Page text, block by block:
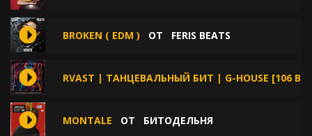
BROKEN ( EDM ) ОТ FERIS BEATS
RVAST | ТАНЦЕВАЛЬНЫЙ БИТ | G-HOUSE [106
MONTALE ОТ БИТОДЕЛЬНЯ